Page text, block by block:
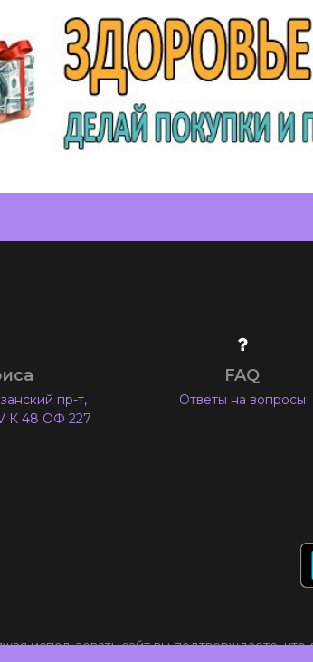
пр-т,
К 48 ОФ 227
FAQ
Ответы на вопросы
использовать сайт вы подтверждаете, что